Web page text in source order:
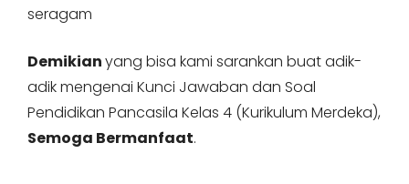
seragam
Demikianyang bisa kami sarankan buat adik-
adik mengenai Kunci Jawaban dan Soal
Pendidikan Pancasila Kelas 4 (Kurikulum Merdeka),
Semoga Bermanfaat.